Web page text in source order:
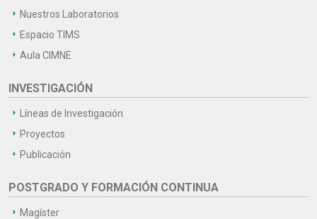
Nuestros Laboratorios
Espacio TIMS
Aula CIMNE
INVESTIGACIÓN
Líneas de Investigación
Proyectos
Publicación
POSTGRADO Y FORMACIÓN CONTINUA
Magíster